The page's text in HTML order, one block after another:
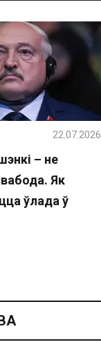
– не
Як
ўлада ў
22.07.2026